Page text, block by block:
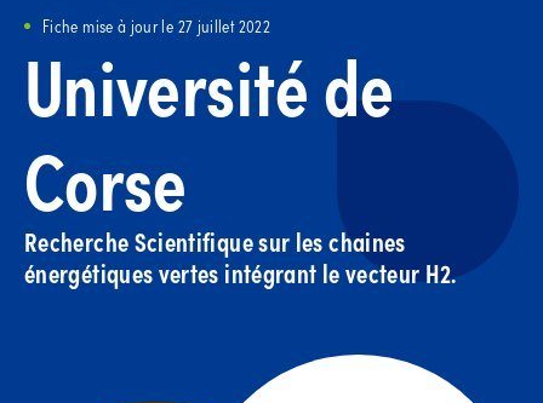
Fiche mise à jour le 27 juillet 2022
Université de
Corse
Recherche Scientifique sur les chaines
énergétiques vertes intégrant le vecteur H2.